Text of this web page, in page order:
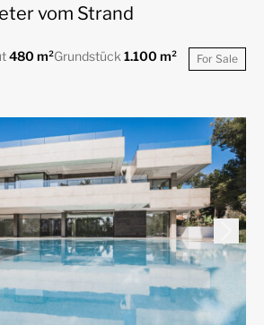
vom Strand
480 m²Grundstück 1.100 m² For Sale